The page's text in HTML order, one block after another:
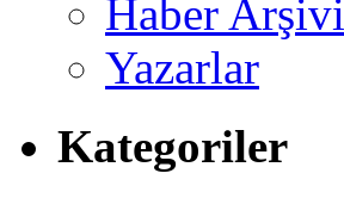
Haber Arşivi
Yazarlar
Kategoriler